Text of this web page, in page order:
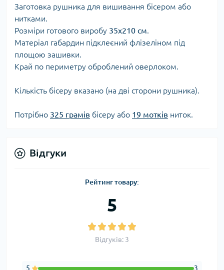
Заготовка рушника для вишивання бісером або
нитками.
Розміри готового виробу 35х210 см.
Матеріал габардин підклеєний флізеліном під
площою зашивки.
Край по периметру оброблений оверлоком.
Кількість бісеру вказано (на дві сторони рушника).
Потрібно 325 грамів бісеру або 19 мотків ниток.
Відгуки
Рейтинг товару:
5
Відгуків: 3
5 3